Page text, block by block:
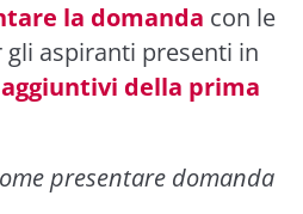
la domanda con le
gli aspiranti presenti in
della prima
presentare domanda